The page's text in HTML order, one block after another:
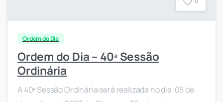
Ordem do Dia
Ordem do Dia – 40ª Sessão
Ordinária
A 40ª Sessão Ordinária será realizada no dia 05 de